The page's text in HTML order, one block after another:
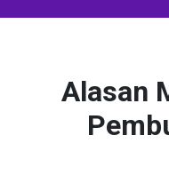
Alasan